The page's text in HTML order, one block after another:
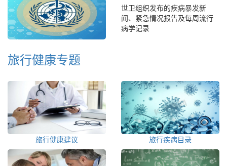
世卫组织发布的疾病暴发新
闻、紧急情况报告及每周流行
病学记录
旅行健康专题
旅行健康建议 旅行疾病目录